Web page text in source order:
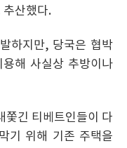
추산했다.
하지만, 당국은 협박
해 사실상 추방이나
쫓긴 티베트인들이 다
기 위해 기존 주택을